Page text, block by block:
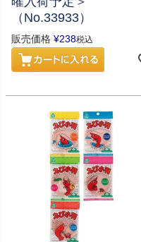
（No.33933）
販売価格 ¥238税込